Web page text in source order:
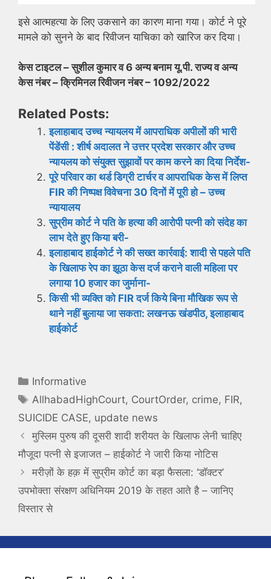
इसे आत्महत्या के लिए उकसाने का कारण माना गया। कोर्ट ने पूरे
मामले को सुनने के बाद रिवीजन याचिका को खारिज कर दिया।
केस टाइटल – सुशील कुमार व 6 अन्य बनाम यू.पी. राज्य व अन्य
केस नंबर – क्रिमिनल रिवीजन नंबर – 1092/2022
Related Posts:
इलाहाबाद उच्च न्यायलय में आपराधिक अपीलों की भारी
पेंडेंसी : शीर्ष अदालत ने उत्तर प्रदेश सरकार और उच्च
न्यायलय को संयुक्त सुझावों पर काम करने का दिया निर्देश-
पूरे परिवार का थर्ड डिग्री टार्चर व आपराधिक केस में लिप्त
FIR की निष्पक्ष विवेचना 30 दिनों में पूरी हो – उच्च
न्यायालय
सुप्रीम कोर्ट ने पति के हत्या की आरोपी पत्नी को संदेह का
लाभ देते हुए किया बरी-
इलाहाबाद हाईकोर्ट ने की सख्त कार्रवाई: शादी से पहले पति
के खिलाफ रेप का झूठा केस दर्ज कराने वाली महिला पर
लगाया 10 हजार का जुर्माना-
किसी भी व्यक्ति को FIR दर्ज किये बिना मौखिक रूप से
थाने नहीं बुलाया जा सकता: लखनऊ खंडपीठ, इलाहाबाद
हाईकोर्ट
Categories
Informative
Tags
AllhabadHighCourt, CourtOrder, crime, FIR,
SUICIDE CASE, update news
मुस्लिम पुरुष की दूसरी शादी शरीयत के खिलाफ लेनी चाहिए
मौजूदा पत्नी से इजाजत – हाईकोर्ट ने जारी किया नोटिस
मरीज़ों के हक़ में सुप्रीम कोर्ट का बड़ा फैसला: ‘डॉक्टर’
उपभोक्ता संरक्षण अधिनियम 2019 के तहत आते है – जानिए
विस्तार से